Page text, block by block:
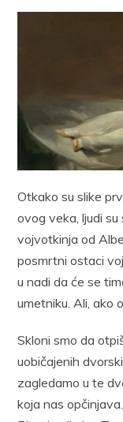
Otkako su slike
ovog veka, ljudi su
vojvotkinja od
posmrtni ostaci
u nadi da će se
umetniku. Ali, ako
Skloni smo da
uobičajenih
zagledamo u te
koja nas